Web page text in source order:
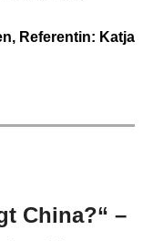
Referentin: Katja
China?“ –